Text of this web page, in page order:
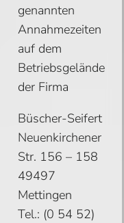
genannten
Annahmezeiten
auf dem
Betriebsgelände
der Firma
Büscher-Seifert
Neuenkirchener
Str. 156 – 158
49497
Mettingen
Tel.: (0 54 52)